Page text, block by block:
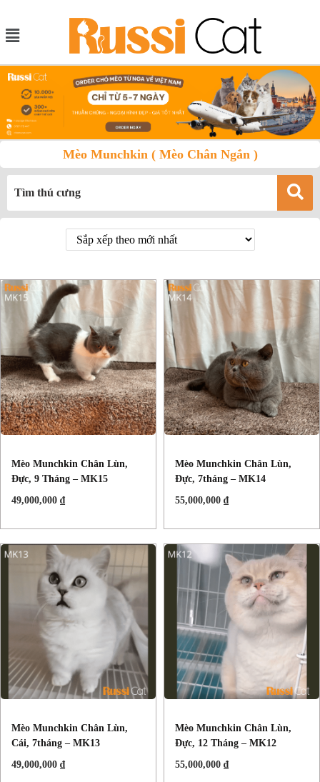
Mèo Munchkin ( Mèo Chân Ngắn )
Mèo Munchkin Chân Lùn,
Đực, 9 Tháng – MK15
49,000,000 ₫
Mèo Munchkin Chân Lùn,
Đực, 7tháng – MK14
55,000,000 ₫
Mèo Munchkin Chân Lùn,
Cái, 7tháng – MK13
49,000,000 ₫
Mèo Munchkin Chân Lùn,
Đực, 12 Tháng – MK12
55,000,000 ₫